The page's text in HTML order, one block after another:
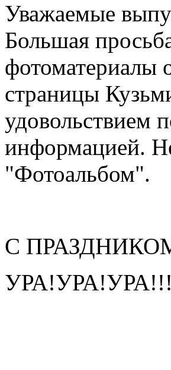
Уважаемые
Большая
фотоматериалы
страницы
удовольствием
информацией.
"Фотоальбом".
С
УРА!УРА!УРА!!!